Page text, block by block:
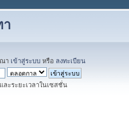
า
า เข้าสู่ระบบ หรือ ลงทะเบียน
ะระยะเวลาในเซสชั่น